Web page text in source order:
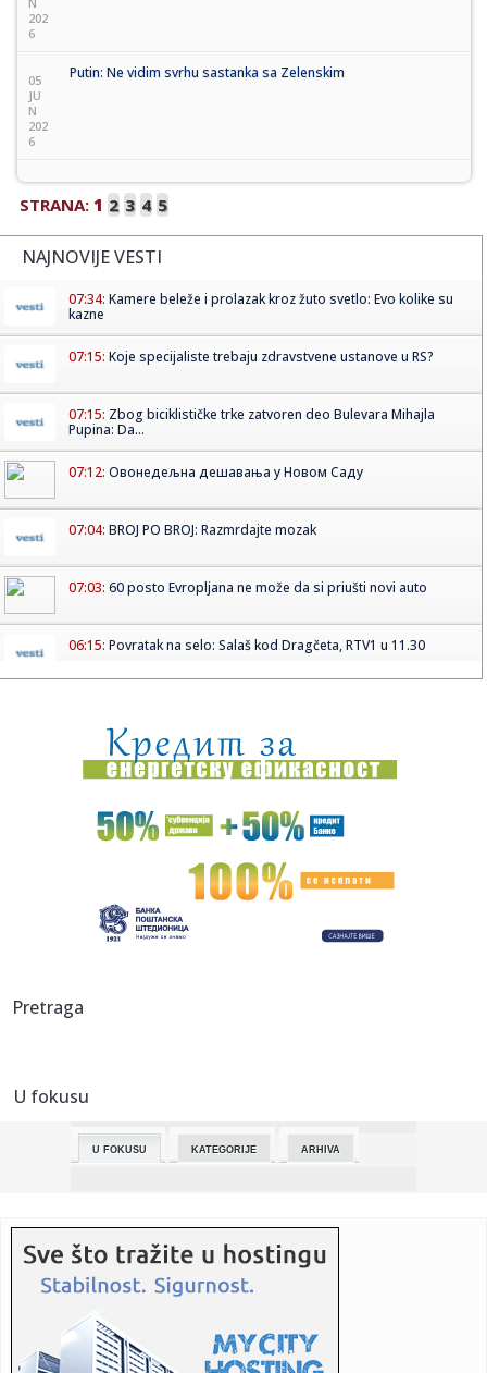
202
6
05
JU
N
202
6
Putin: Ne vidim svrhu sastanka sa Zelenskim
STRANA: 1 2 3 4 5
NAJNOVIJE VESTI
07:34: Kamere beleže i prolazak kroz žuto svetlo: Evo kolike su
kazne
07:15: Koje specijaliste trebaju zdravstvene ustanove u RS?
07:15: Zbog biciklističke trke zatvoren deo Bulevara Mihajla
Pupina: Da...
07:12: Овонедељна дешавања у Новом Саду
07:04: BROJ PO BROJ: Razmrdajte mozak
07:03: 60 posto Evropljana ne može da si priušti novi auto
06:15: Povratak na selo: Salaš kod Dragčeta, RTV1 u 11.30
05:12:POGLED SA MIŠELUKA: Umesto trga, on na čokoladi
04:30:Na Kosovu i Metohiji izbori za skupštinu privremenih
institucija
Promenljivo oblačno i toplo, temperatura do 30 stepeni
00:31:Dogodilo se na današnji datum, 7. jun
smo ostvar...
00:09:
23:59: PROVEREN RECEPT: Superligaš vraća starog trenera!
23:29:Počeli prvi "Novosadski sportsko-porodični susreti“
23:27:Zeljković nakon Paname: Fokus u potpunosti prebacujemo
na SP
Pretraga
U fokusu
U FOKUSU KATEGORIJE ARHIVA